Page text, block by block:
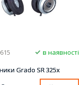
в наявності
Grado SR 325x